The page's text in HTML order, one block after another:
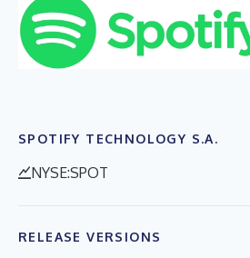
SPOTIFY TECHNOLOGY S.A.
NYSE:SPOT
RELEASE VERSIONS